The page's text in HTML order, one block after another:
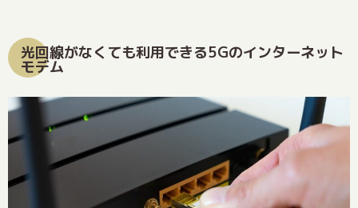
光回線がなくても利用できる5Gのインターネット
モデム